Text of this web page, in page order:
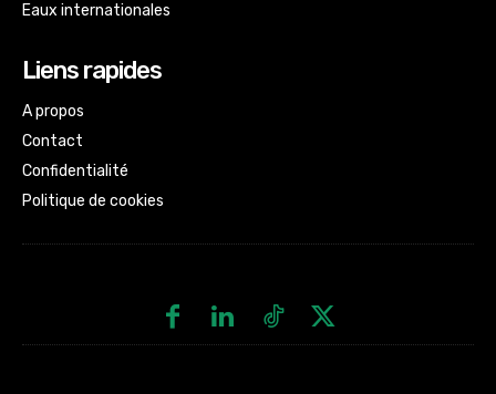
Eaux internationales
Liens rapides
A propos
Contact
Confidentialité
Politique de cookies